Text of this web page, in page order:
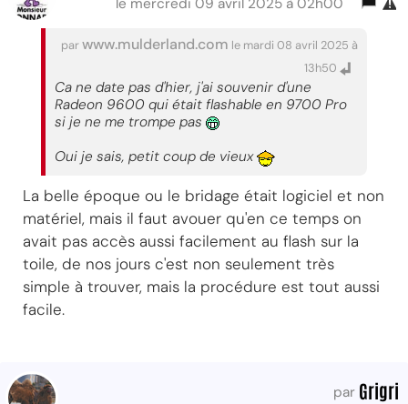
le mercredi 09 avril 2025 à 02h00
parwww.mulderland.com le mardi 08 avril 2025 à
13h50
Ca ne date pas d'hier, j'ai souvenir d'une
Radeon 9600 qui était flashable en 9700 Pro
si je ne me trompe pas
Oui je sais, petit coup de vieux
La belle époque ou le bridage était logiciel et non
matériel, mais il faut avouer qu'en ce temps on
avait pas accès aussi facilement au flash sur la
toile, de nos jours c'est non seulement très
simple à trouver, mais la procédure est tout aussi
facile.
par Grigri